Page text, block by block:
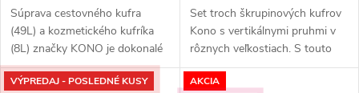
Súprava cestovného kufra
(49L) a kozmetického kufríka
(8L) značky KONO je dokonalé
spojenie praktickosti a štýlu.
Kvalitná, ultra ľahká sada
Set troch škrupinových kufrov
Kono s vertikálnymi pruhmi v
rôznych veľkostiach. S touto
sadou budete mať dostatok
priestoru pre všetky vaše
VÝPREDAJ - POSLEDNÉ KUSY
AKCIA